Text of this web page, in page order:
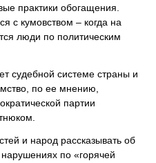
практики обогащения.
с кумовством – когда на
люди по политическим
судебной системе страны и
по ее мнению,
партии
и народ рассказывать об
по «горячей